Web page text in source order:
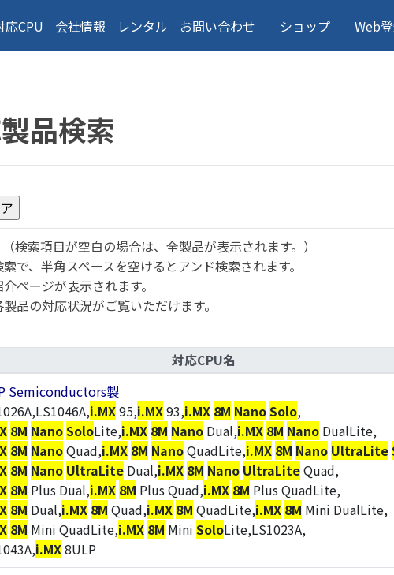
応CPU 会社情報 レンタル お問い合わせ ショップ Web
品検索
（検索項目が空白の場合は、全製品が表示されます。）
で、半角スペースを空けるとアンド検索されます。
ページが表示されます。
品の対応状況がご覧いただけます。
対応CPU名
Semiconductors製
i.MX95,i.MX93,i.MX 8M NanoSolo,
8M NanoSoloLite,i.MX 8M Nano Dual,i.MX 8M Nano DualLite,
8M NanoQuad,i.MX 8M NanoQuadLite,i.MX 8M Nano UltraLite
8M Nano UltraLite Dual,i.MX 8M Nano UltraLiteQuad,
8M Plus Dual,i.MX 8M Plus Quad,i.MX 8M Plus QuadLite,
8M Dual,i.MX 8M Quad,i.MX 8M QuadLite,i.MX 8M Mini DualLite,
8M Mini QuadLite,i.MX 8M Mini SoloLite,LS1023A,
i.MX8ULP